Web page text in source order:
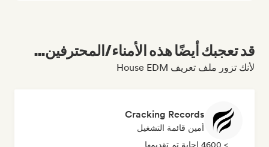
قد تعجبك أيضًا هذه الأمناء/المحترفين...
لأنك تزور ملف تعريف House EDM
Cracking Records
أمين قائمة التشغيل
> 4600 إجابة تم تقديمها